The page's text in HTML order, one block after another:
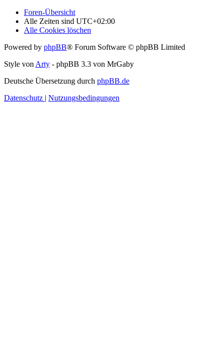
Foren-Übersicht
Alle Zeiten sind UTC+02:00
Alle Cookies löschen
Powered by phpBB® Forum Software © phpBB Limited
Style von Arty - phpBB 3.3 von MrGaby
Deutsche Übersetzung durch phpBB.de
Datenschutz | Nutzungsbedingungen